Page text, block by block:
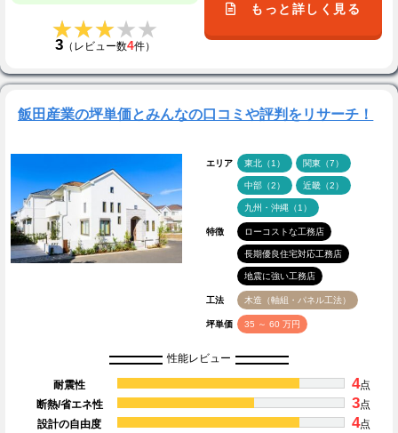
★★★★★
★★★★★
3（レビュー数4件）
もっと詳しく見る
飯田産業の坪単価とみんなの口コミや評判をリサーチ！
エリア 東北（1） 関東（7）
中部（2） 近畿（2）
九州・沖縄（1）
特徴 ローコストな工務店
長期優良住宅対応工務店
地震に強い工務店
工法 木造（軸組・パネル工法）
坪単価 35 ～ 60 万円
性能レビュー
耐震性 4点
断熱/省エネ性
3点
設計の自由度
4点